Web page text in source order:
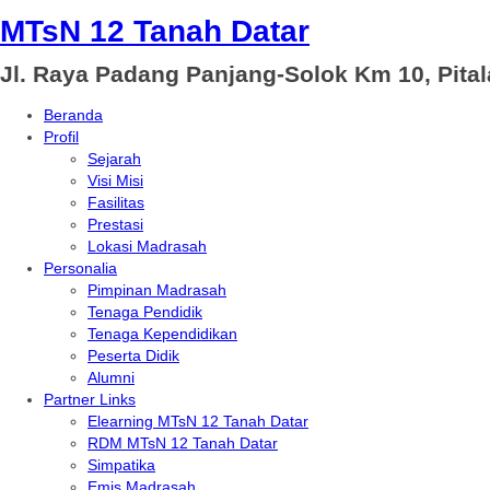
MTsN 12 Tanah Datar
Jl. Raya Padang Panjang-Solok Km 10,
Beranda
Profil
Sejarah
Visi Misi
Fasilitas
Prestasi
Lokasi Madrasah
Personalia
Pimpinan Madrasah
Tenaga Pendidik
Tenaga Kependidikan
Peserta Didik
Alumni
Partner Links
Elearning MTsN 12 Tanah Datar
RDM MTsN 12 Tanah Datar
Simpatika